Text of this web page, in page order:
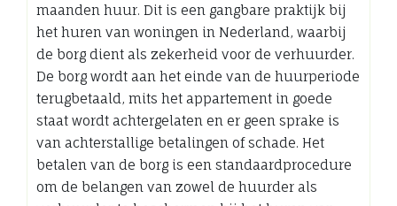
maanden huur. Dit is een gangbare praktijk bij
het huren van woningen in Nederland, waarbij
de borg dient als zekerheid voor de verhuurder.
De borg wordt aan het einde van de huurperiode
terugbetaald, mits het appartement in goede
staat wordt achtergelaten en er geen sprake is
van achterstallige betalingen of schade. Het
betalen van de borg is een standaardprocedure
om de belangen van zowel de huurder als